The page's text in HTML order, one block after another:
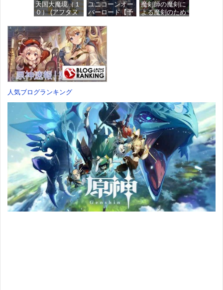
価格：¥4,676
天国大魔境（１
０） (アフタヌ
ス)
価格：¥759
ユニコーンオー
バーロード【予
DLC「アトラス
×ヴァニラウェ
ア 紋章セッ
ト」 同梱 -
Switch
価格：¥7,182
魔剣師の魔剣に
よる魔剣のため
人気ブログランキング